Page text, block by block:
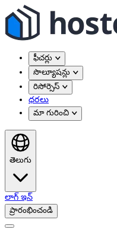
ఫీచర్లు
సొల్యూషన్లు
రిసోర్సెస్
ధరలు
మా గురించి
తెలుగు
లాగ్ ఇన్
ప్రారంభించండి